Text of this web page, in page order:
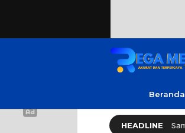
Beranda
HEADLINE
Motor! Dua Warga Batuporo Sampang Dibui